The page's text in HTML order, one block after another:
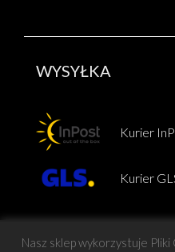
WYSYŁKA
Kurier
Kurier
Nasz sklep wykorzystuje